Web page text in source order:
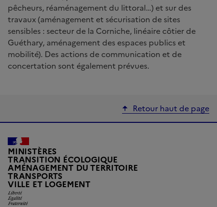
pêcheurs, réaménagement du littoral…) et sur des
travaux (aménagement et sécurisation de sites
sensibles : secteur de la Corniche, linéaire côtier de
Guéthary, aménagement des espaces publics et
mobilité). Des actions de communication et de
concertation sont également prévues.
Retour haut de page
MINISTÈRES
TRANSITION ÉCOLOGIQUE
AMÉNAGEMENT DU TERRITOIRE
TRANSPORTS
VILLE ET LOGEMENT
Liberté, Égalité, Fraternité